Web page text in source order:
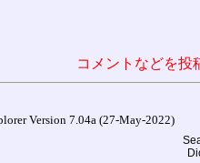
コメントなどを投
Version 7.04a (27-May-2022)